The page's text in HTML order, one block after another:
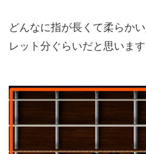
どんなに指が長くて柔らか
レット分ぐらいだと思います